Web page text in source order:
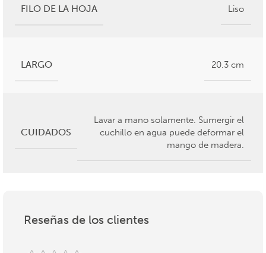
FILO DE LA HOJA Liso
LARGO 20.3 cm
CUIDADOS
Lavar a mano solamente. Sumergir el
cuchillo en agua puede deformar el
mango de madera.
Reseñas de los clientes